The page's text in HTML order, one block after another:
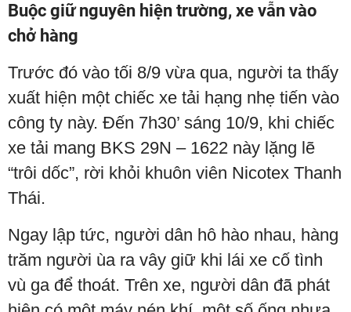
Buộc giữ nguyên hiện trường, xe vẫn vào
chở hàng
Trước đó vào tối 8/9 vừa qua, người ta thấy
xuất hiện một chiếc xe tải hạng nhẹ tiến vào
công ty này. Đến 7h30’ sáng 10/9, khi chiếc
xe tải mang BKS 29N – 1622 này lặng lẽ
“trôi dốc”, rời khỏi khuôn viên Nicotex Thanh
Thái.
Ngay lập tức, người dân hô hào nhau, hàng
trăm người ùa ra vây giữ khi lái xe cố tình
vù ga để thoát. Trên xe, người dân đã phát